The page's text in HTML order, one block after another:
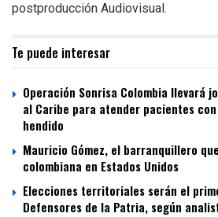
postproducción Audiovisual.
Te puede interesar
Operación Sonrisa Colombia llevará
al Caribe para atender pacientes
hendido
Mauricio Gómez, el barranquillero
colombiana en Estados Unidos
Elecciones territoriales serán el
Defensores de la Patria, según